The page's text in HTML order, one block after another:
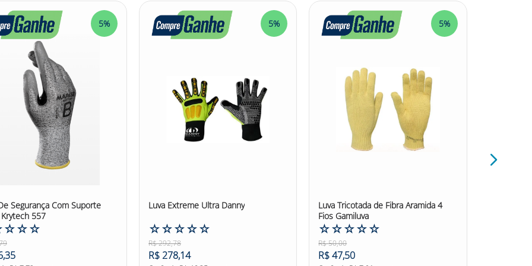
Hyflex. Adquira agora mesmo!
#luvadesegurança #luvadesegurançadenylon #nylon #luvadenylon #ansell #hyflex #intercept+ #EPI
5%
Segurança Com Suporte
557
☆☆☆
,35
5%
Luva Extreme Ultra Danny
☆☆☆☆☆
R$292,78
R$278,14
5%
Luva Tricotada de Fibra Aramida 4
Fios Gamiluva
☆☆☆☆☆
R$50,00
R$47,50